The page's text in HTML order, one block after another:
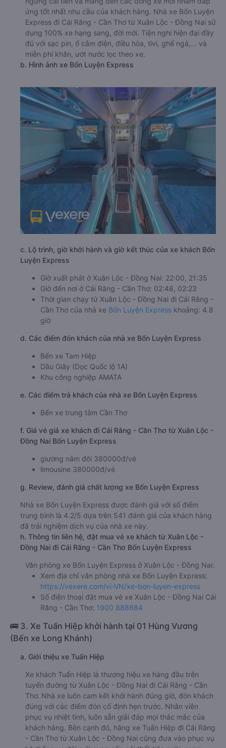
ứng tốt nhất nhu cầu của khách hàng. Nhà xe Bốn Luyện
Express đi Cái Răng - Cần Thơ từ Xuân Lộc - Đồng Nai sử
dụng 100% xe hạng sang, đời mới. Tiện nghi hiện đại đầy
đủ với sạc pin, ổ cắm điện, điều hòa, tivi, ghế ngả,… và
miễn phí khăn, ướt nước lọc theo xe.
b. Hình ảnh xe Bốn Luyện Express
c. Lộ trình, giờ khởi hành và giờ kết thúc của xe khách Bốn
Luyện Express
Giờ xuất phát ở Xuân Lộc - Đồng Nai: 22:00, 21:35
Giờ đến nơi ở Cái Răng - Cần Thơ: 02:48, 02:23
Thời gian chạy từ Xuân Lộc - Đồng Nai đi Cái Răng -
Cần Thơ của nhà xe Bốn Luyện Express khoảng: 4.8
giờ
d. Các điểm đón khách của nhà xe Bốn Luyện Express
Bến xe Tam Hiệp
Dầu Giây (Dọc Quốc lộ 1A)
Khu công nghiệp AMATA
e. Các điểm trả khách của nhà xe Bốn Luyện Express
Bến xe trung tâm Cần Thơ
f. Giá vé giá xe khách đi Cái Răng - Cần Thơ từ Xuân Lộc -
Đồng Nai Bốn Luyện Express
giường nằm đôi 380000đ/vé
limousine 380000đ/vé
g. Review, đánh giá chất lượng xe Bốn Luyện Express
Nhà xe Bốn Luyện Express được đánh giá với số điểm
trung bình là 4.2/5 dựa trên 541 đánh giá của khách hàng
đã trải nghiệm dịch vụ của nhà xe này.
h. Thông tin liên hệ, đặt mua vé xe khách từ Xuân Lộc -
Đồng Nai đi Cái Răng - Cần Thơ Bốn Luyện Express
Văn phòng xe Bốn Luyện Express ở Xuân Lộc - Đồng Nai:
Xem địa chỉ văn phòng nhà xe Bốn Luyện Express:
https://vexere.com/vi-VN/xe-bon-luyen-express
Số điện thoại đặt mua vé xe Xuân Lộc - Đồng Nai Cái
Răng - Cần Thơ: 1900 888684
🚌 3. Xe Tuấn Hiệp khởi hành tại 01 Hùng Vương
(Bến xe Long Khánh)
a. Giới thiệu xe Tuấn Hiệp
Xe khách Tuấn Hiệp là thương hiệu xe hàng đầu trên
tuyến đường từ Xuân Lộc - Đồng Nai đi Cái Răng - Cần
Thơ. Nhà xe luôn cam kết khởi hành đúng giờ, đón khách
đúng với các điểm đón cố định hẹn trước. Nhân viên
phục vụ nhiệt tình, luôn sẵn giải đáp mọi thắc mắc của
khách hàng. Bên cạnh đó, hãng xe Tuấn Hiệp đi Cái Răng
- Cần Thơ từ Xuân Lộc - Đồng Nai cũng đưa vào phục vụ